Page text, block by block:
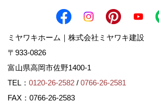
ミヤワキホーム｜株式会社ミヤワキ建設
〒933-0826
富山県高岡市佐野1400-1
TEL： 0120-26-2582 / 0766-26-2581
FAX：0766-26-2583